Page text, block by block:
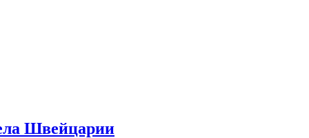
Швейцарии